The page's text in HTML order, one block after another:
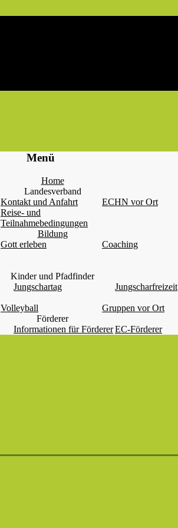
Menü
Home
Landesverband
Kontakt und Anfahrt ECHN vor Ort
Reise- und
Teilnahmebedingungen
Bildung
Gott erleben Coaching
Kinder und Pfadfinder
Jungschartag Jungscharfreizeit
Volleyball Gruppen vor Ort
Förderer
Informationen für FördererEC-Förderer